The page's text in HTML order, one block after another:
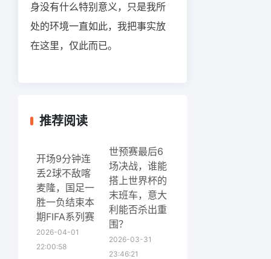
身没有什么特别意义，只是我所
处的环境一直如此，我把事实放
在这里，仅此而已。
推荐阅读
开场9分钟连
丢2球不敌喀
麦隆，国足一
胜一负结束本
期FIFA系列赛
2026-04-01
22:00:58
世预赛最后6
场决战，谁能
搭上世界杯的
末班车，意大
利能否杀出重
围？
2026-03-31
23:46:21